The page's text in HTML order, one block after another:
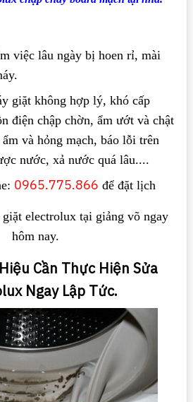
việc lâu ngày bị hoen rỉ, mài
giặt không hợp lý, khó cấp
điện chập chờn, ẩm ướt và chật
và hỏng mạch, báo lỗi trên
nước, xả nước quá lâu....
0965.775.866 để đặt lịch
electrolux tại giảng võ ngay
hôm nay.
Cần Thực Hiện Sửa
Ngay Lập Tức.